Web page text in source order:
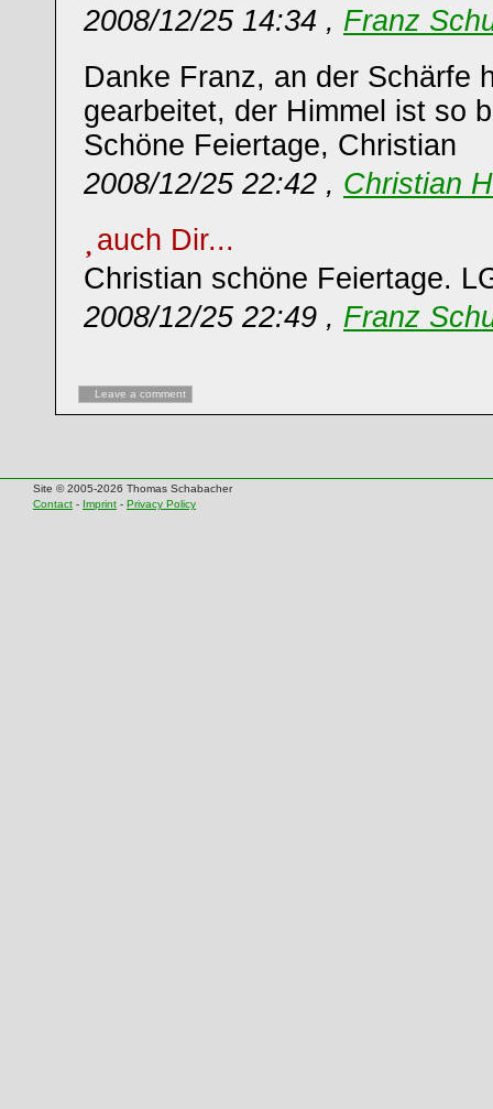
2008/12/25 14:34 , Franz
Danke Franz, an der Schärfe
gearbeitet, der Himmel ist so
Schöne Feiertage, Christian
2008/12/25 22:42 , Christian
auch Dir...
Christian schöne Feiertage.
2008/12/25 22:49 , Franz
Leave a comment
Site © 2005-2026 Thomas Schabacher
Contact - Imprint - Privacy Policy